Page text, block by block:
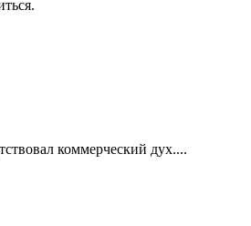
коммерческий дух....